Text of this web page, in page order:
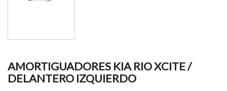
AMORTIGUADORES KIA RIO XCITE /
DELANTERO IZQUIERDO